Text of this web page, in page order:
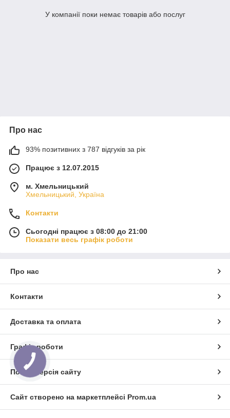
У компанії поки немає товарів або послуг
Про нас
93% позитивних з 787 відгуків за рік
Працює з 12.07.2015
м. Хмельницький
Хмельницький, Україна
Контакти
Сьогодні працює з 08:00 до 21:00
Показати весь графік роботи
Про нас
Контакти
Доставка та оплата
Графік роботи
Повна версія сайту
Сайт створено на маркетплейсі Prom.ua